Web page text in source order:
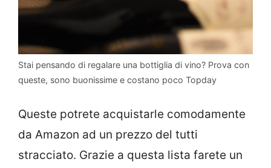
Stai pensando di regalare una bottiglia di vino? Prova con
queste, sono buonissime e costano poco Topday
Queste potrete acquistarle comodamente
da Amazon ad un prezzo del tutti
stracciato. Grazie a questa lista farete un